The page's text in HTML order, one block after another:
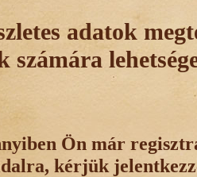
adatok
számára
Ön már
kérjük